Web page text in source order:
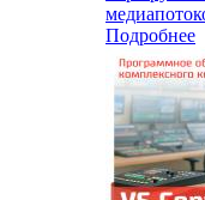
Подробнее